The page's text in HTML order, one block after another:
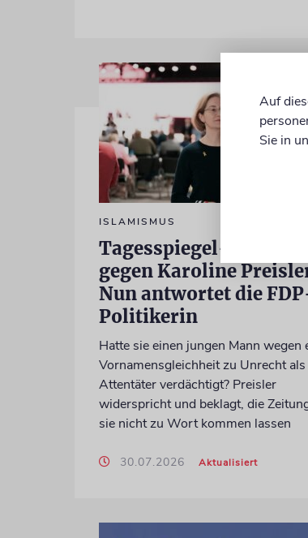
ISLAMISMUS
Tagesspiegel-Vorwürfe
gegen Karoline
Nun antwortet die
Politikerin
Hatte sie einen jungen Mann wegen
Vornamensgleichheit zu Unrecht
Attentäter verdächtigt? Preisler
widerspricht und beklagt, die
sie nicht zu Wort kommen lassen
30.07.2026 Aktualisiert
Auf
Sie in